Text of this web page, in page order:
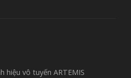
hiệu vô tuyến ARTEMIS